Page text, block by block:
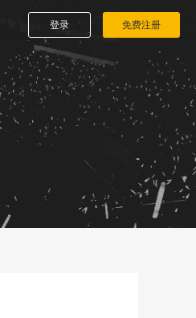
登录 免费注册